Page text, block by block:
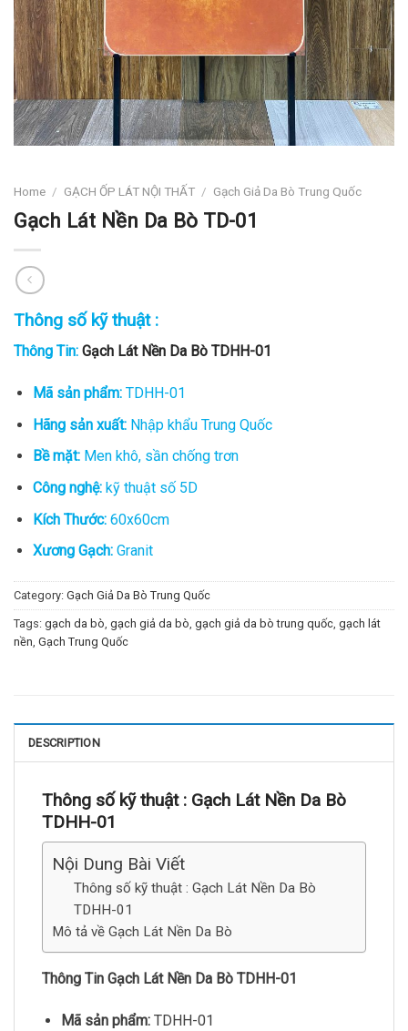
Home / GẠCH ỐP LÁT NỘI THẤT / Gạch Giả Da Bò Trung Quốc
Gạch Lát Nền Da Bò TD-01
Thông số kỹ thuật :
Thông Tin: Gạch Lát Nền Da Bò TDHH-01
Mã sản phẩm:TDHH-01
Hãng sản xuất:Nhập khẩu Trung Quốc
Bề mặt:Men khô, sần chống trơn
Công nghệ:kỹ thuật số 5D
Kích Thước:60x60cm
Xương Gạch:Granit
Category: Gạch Giả Da Bò Trung Quốc
Tags: gạch da bò gạch giả da bò gạch giả da bò trung quốc gạch lát
nền Gạch Trung Quốc
DESCRIPTION
Thông số kỹ thuật : Gạch Lát Nền Da Bò
TDHH-01
Nội Dung Bài Viết
Thông số kỹ thuật : Gạch Lát Nền Da Bò
TDHH-01
Mô tả về Gạch Lát Nền Da Bò
Thông Tin Gạch Lát Nền Da Bò TDHH-01
Mã sản phẩm:TDHH-01